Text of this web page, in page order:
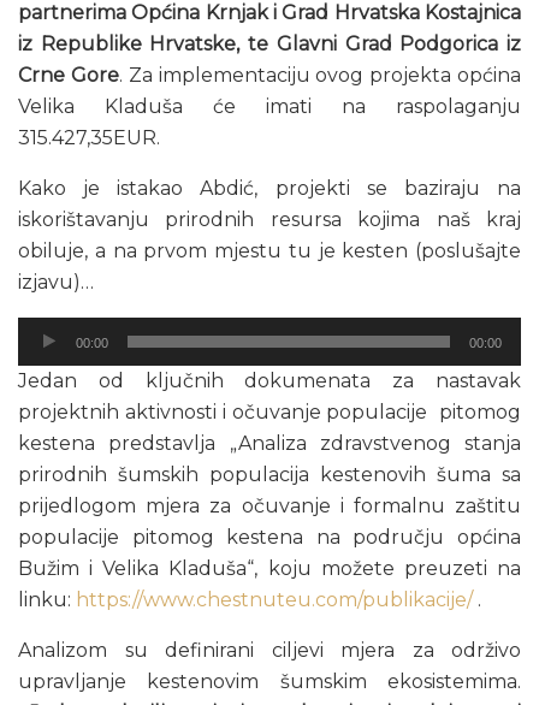
partnerima Općina Krnjak i Grad Hrvatska Kostajnica
iz Republike Hrvatske, te Glavni Grad Podgorica iz
Crne Gore. Za implementaciju ovog projekta općina
Velika Kladuša će imati na raspolaganju
315.427,35EUR.
Kako je istakao Abdić, projekti se baziraju na
iskorištavanju prirodnih resursa kojima naš kraj
obiluje, a na prvom mjestu tu je kesten (poslušajte
izjavu)…
Audio
Player
00:00 00:00
Jedan od ključnih dokumenata za nastavak
projektnih aktivnosti i očuvanje populacije pitomog
kestena predstavlja „Analiza zdravstvenog stanja
prirodnih šumskih populacija kestenovih šuma sa
prijedlogom mjera za očuvanje i formalnu zaštitu
populacije pitomog kestena na području općina
Bužim i Velika Kladuša“, koju možete preuzeti na
linku: https://www.chestnuteu.com/publikacije/.
Analizom su definirani ciljevi mjera za održivo
upravljanje kestenovim šumskim ekosistemima.